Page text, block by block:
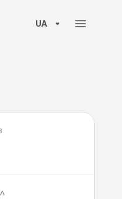
UA